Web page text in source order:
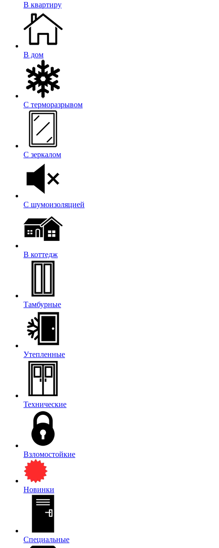
В квартиру
В дом
С терморазрывом
С зеркалом
С шумоизоляцией
В коттедж
Тамбурные
Утепленные
Технические
Взломостойкие
Новинки
Специальные